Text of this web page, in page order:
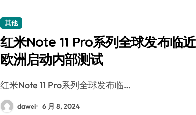
其他
红米Note 11 Pro系列全球发布临近
欧洲启动内部测试
红米Note 11 Pro系列全球发布临…
dawei 6 月 8, 2024